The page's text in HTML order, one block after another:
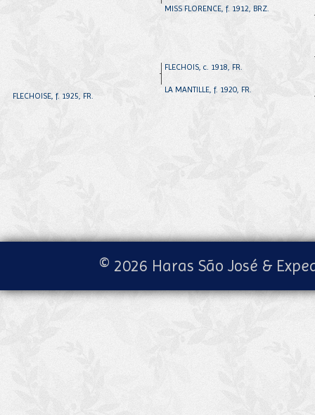
FLECHOISE, f. 1925, FR.
MISS FLORENCE, f. 1912, BRZ.
FLECHOIS, c. 1918, FR.
LA MANTILLE, f. 1920, FR.
© 2026 Haras São José &